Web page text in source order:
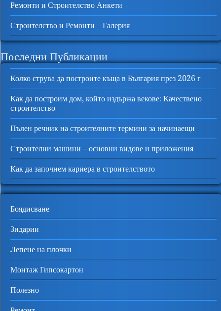
Ремонти и Строителство Анкети
Строителство и Ремонти – Галерия
Последни Публикации
Колко струва да построите къща в България през 2026 г
Как да построим дом, който издържа векове: Качествено
строителство
Пълен речник на строителните термини за начинаещи
Строителни машини – основни видове и приложения
Как да започнем кариера в строителството
Боядисване
Зидарии
Лепене на плочки
Монтаж Гипсокартон
Полезно